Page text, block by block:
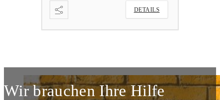
DETAILS
Wir brauchen Ihre Hilfe